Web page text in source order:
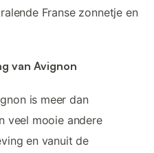
Franse zonnetje en
van Avignon
is meer dan
veel mooie andere
en vanuit de